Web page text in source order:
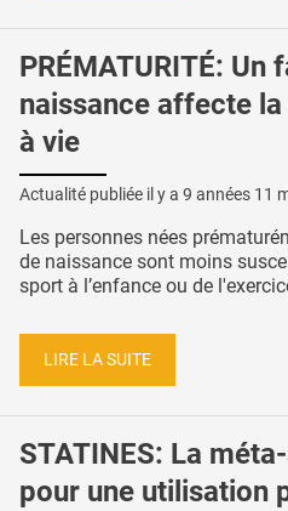
PRÉMATURITÉ: Un
naissance affecte
à vie
Actualité publiée il y a 9 années 11
Les personnes nées
de naissance sont moins
sport à l’enfance ou de
LIRE LA SUITE
STATINES: La
pour une utilisation